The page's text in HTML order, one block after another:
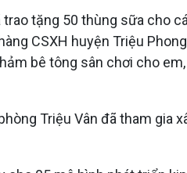
tặng 50 thùng sữa cho
CSXH huyện Triệu
bê tông sân chơi cho
Triệu Vân đã tham